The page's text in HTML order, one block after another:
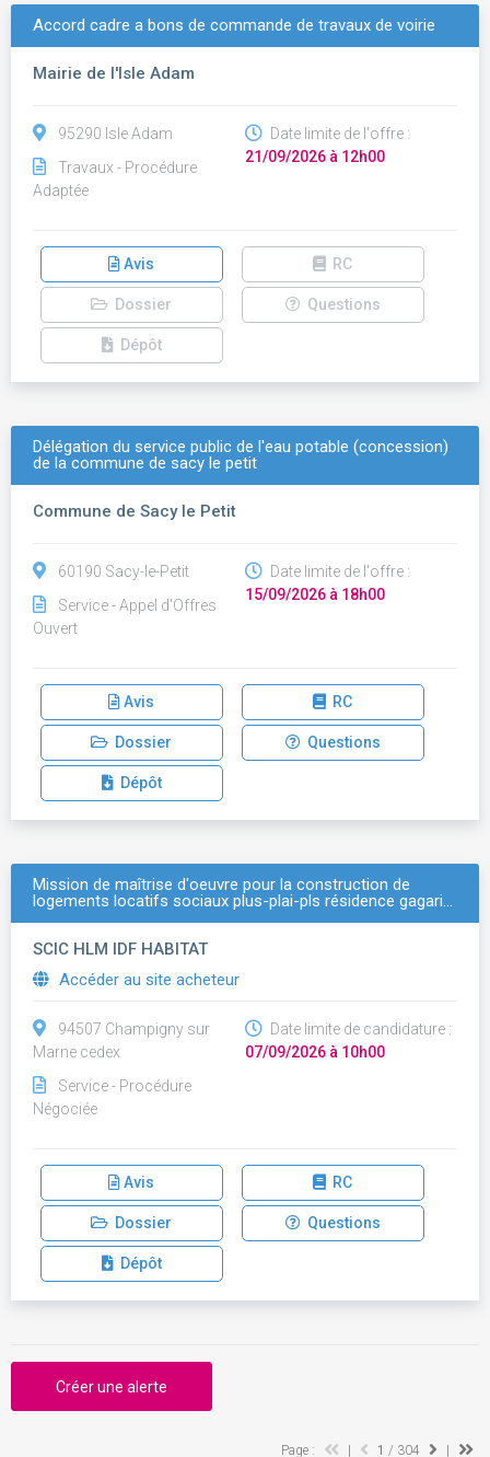
Accord cadre a bons de commande de travaux de voirie
Mairie de l'Isle Adam
95290 Isle Adam
Travaux - Procédure
Adaptée
Date limite de l'offre :
21/09/2026 à 12h00
Avis RC
Dossier Questions
Dépôt
Délégation du service public de l'eau potable (concession)
de la commune de sacy le petit
Commune de Sacy le Petit
60190 Sacy-le-Petit
Service - Appel d'Offres
Ouvert
Date limite de l'offre :
15/09/2026 à 18h00
Avis RC
Dossier Questions
Dépôt
Mission de maîtrise d'oeuvre pour la construction de
logements locatifs sociaux plus-plai-pls résidence gagari…
SCIC HLM IDF HABITAT
Accéder au site acheteur
94507 Champigny sur
Marne cedex
Service - Procédure
Négociée
Date limite de candidature :
07/09/2026 à 10h00
Avis RC
Dossier Questions
Dépôt
Créer une alerte
Page : 1 / 304